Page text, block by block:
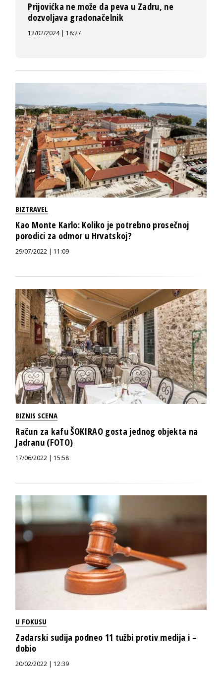
Prijovićka ne može da peva u Zadru, ne
dozvoljava gradonačelnik
12/02/2024 | 18:27
BIZTRAVEL
Kao Monte Karlo: Koliko je potrebno prosečnoj
porodici za odmor u Hrvatskoj?
29/07/2022 | 11:09
BIZNIS SCENA
Račun za kafu ŠOKIRAO gosta jednog objekta na
Jadranu (FOTO)
17/06/2022 | 15:58
U FOKUSU
Zadarski sudija podneo 11 tužbi protiv medija i –
dobio
20/02/2022 | 12:39